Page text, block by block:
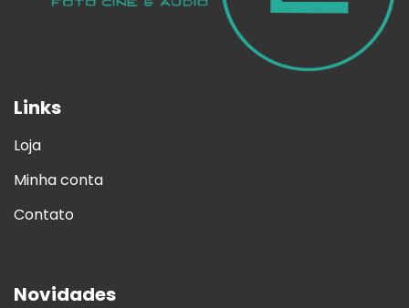
Links
Loja
Minha conta
Contato
Novidades